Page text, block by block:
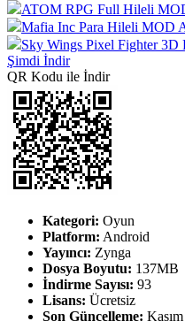
ATOM RPG Full Hileli
Mafia Inc Para Hileli MOD
Sky Wings Pixel Fighter
Şimdi İndir
QR Kodu ile İndir
Kategori: Oyun
Platform: Android
Yayıncı: Zynga
Dosya Boyutu: 137MB
İndirme Sayısı: 93
Lisans: Ücretsiz
Son Güncelleme: